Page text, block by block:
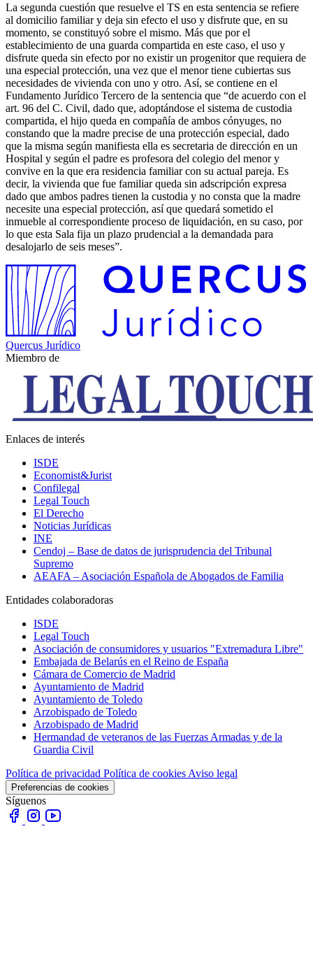
La segunda cuestión que resuelve el TS en esta sentencia se refiere
al domicilio familiar y deja sin efecto el uso y disfrute que, en su
momento, se constituyó sobre el mismo. Más que por el
establecimiento de una guarda compartida en este caso, el uso y
disfrute queda sin efecto por no existir un progenitor que requiera de
una especial protección, una vez que el menor tiene cubiertas sus
necesidades de vivienda con uno y otro. Así, se contiene en el
Fundamento Jurídico Tercero de la sentencia que “de acuerdo con el
art. 96 del C. Civil, dado que, adoptándose el sistema de custodia
compartida, el hijo queda en compañía de ambos cónyuges, no
constando que la madre precise de una protección especial, dado
que la misma según manifiesta ella es secretaria de dirección en un
Hospital y según el padre es profesora del colegio del menor y
convive en la que era residencia familiar con su actual pareja. Es
decir, la vivienda que fue familiar queda sin adscripción expresa
dado que ambos padres tienen la custodia y no consta que la madre
necesite una especial protección, así que quedará sometido el
inmueble al correspondiente proceso de liquidación, en su caso, por
lo que esta Sala fija un plazo prudencial a la demandada para
desalojarlo de seis meses”.
Quercus Jurídico
Miembro de
Enlaces de interés
ISDE
Economist&Jurist
Confilegal
Legal Touch
El Derecho
Noticias Jurídicas
INE
Cendoj – Base de datos de jurisprudencia del Tribunal
Supremo
AEAFA – Asociación Española de Abogados de Familia
Entidades colaboradoras
ISDE
Legal Touch
Asociación de consumidores y usuarios "Extremadura Libre"
Embajada de Belarús en el Reino de España
Cámara de Comercio de Madrid
Ayuntamiento de Madrid
Ayuntamiento de Toledo
Arzobispado de Toledo
Arzobispado de Madrid
Hermandad de veteranos de las Fuerzas Armadas y de la
Guardia Civil
Política de privacidad Política de cookies Aviso legal
Preferencias de cookies
Síguenos